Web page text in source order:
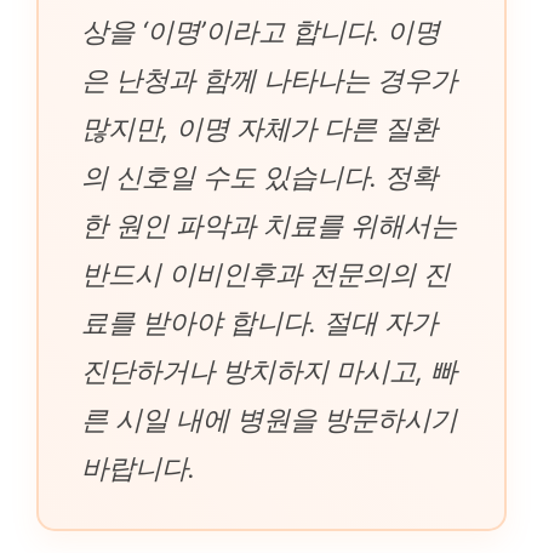
상을 ‘이명’이라고 합니다. 이명
은 난청과 함께 나타나는 경우가
많지만, 이명 자체가 다른 질환
의 신호일 수도 있습니다. 정확
한 원인 파악과 치료를 위해서는
반드시 이비인후과 전문의의 진
료를 받아야 합니다. 절대 자가
진단하거나 방치하지 마시고, 빠
른 시일 내에 병원을 방문하시기
바랍니다.